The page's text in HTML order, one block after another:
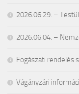
2026.06.29. –
2026.06.04. –
Fogászati rendelés
Vágányzári